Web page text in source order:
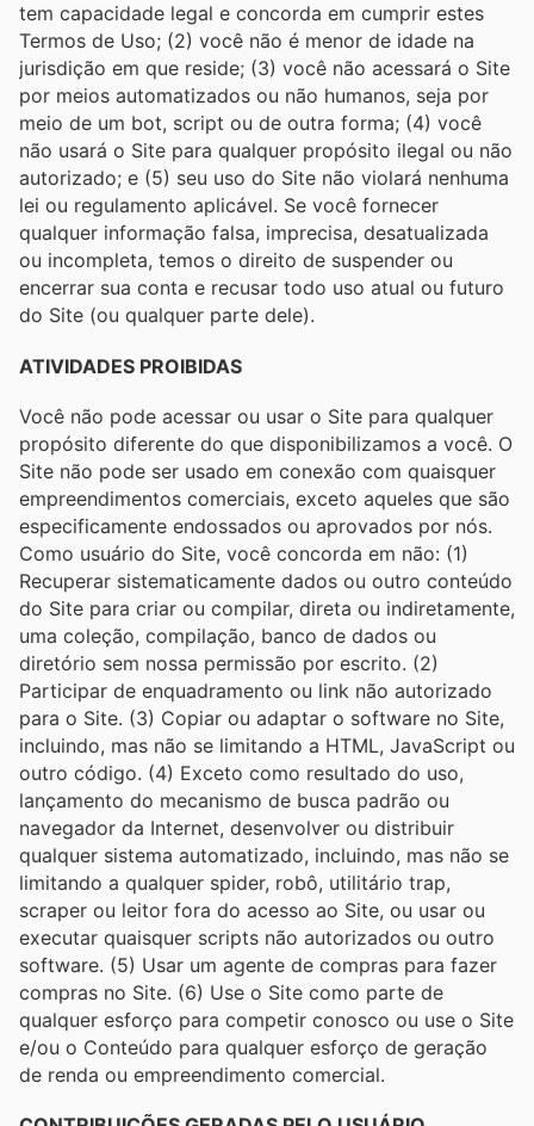
tem capacidade legal e concorda em cumprir estes
Termos de Uso; (2) você não é menor de idade na
jurisdição em que reside; (3) você não acessará o Site
por meios automatizados ou não humanos, seja por
meio de um bot, script ou de outra forma; (4) você
não usará o Site para qualquer propósito ilegal ou não
autorizado; e (5) seu uso do Site não violará nenhuma
lei ou regulamento aplicável. Se você fornecer
qualquer informação falsa, imprecisa, desatualizada
ou incompleta, temos o direito de suspender ou
encerrar sua conta e recusar todo uso atual ou futuro
do Site (ou qualquer parte dele).
ATIVIDADES PROIBIDAS
Você não pode acessar ou usar o Site para qualquer
propósito diferente do que disponibilizamos a você. O
Site não pode ser usado em conexão com quaisquer
empreendimentos comerciais, exceto aqueles que são
especificamente endossados ​​ou aprovados por nós.
Como usuário do Site, você concorda em não: (1)
Recuperar sistematicamente dados ou outro conteúdo
do Site para criar ou compilar, direta ou indiretamente,
uma coleção, compilação, banco de dados ou
diretório sem nossa permissão por escrito. (2)
Participar de enquadramento ou link não autorizado
para o Site. (3) Copiar ou adaptar o software no Site,
incluindo, mas não se limitando a HTML, JavaScript ou
outro código. (4) Exceto como resultado do uso,
lançamento do mecanismo de busca padrão ou
navegador da Internet, desenvolver ou distribuir
qualquer sistema automatizado, incluindo, mas não se
limitando a qualquer spider, robô, utilitário trap,
scraper ou leitor fora do acesso ao Site, ou usar ou
executar quaisquer scripts não autorizados ou outro
software. (5) Usar um agente de compras para fazer
compras no Site. (6) Use o Site como parte de
qualquer esforço para competir conosco ou use o Site
e/ou o Conteúdo para qualquer esforço de geração
de renda ou empreendimento comercial.